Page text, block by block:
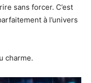
sans forcer. C’est
à l’univers
charme.